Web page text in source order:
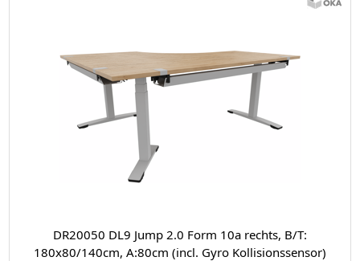
DR20050 DL9 Jump 2.0 Form 10a rechts, B/T:
180x80/140cm, A:80cm (incl. Gyro Kollisionssensor)